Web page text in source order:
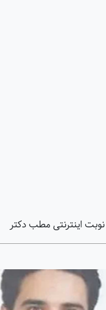
اینترنتی مطب دکتر